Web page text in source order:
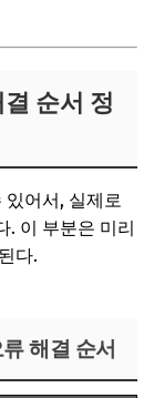
순서 정
있어서, 실제로
. 이 부분은 미리
다.
해결 순서